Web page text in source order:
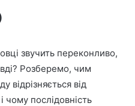
звучить переконливо,
Розберемо, чим
відрізняється від
чому послідовність